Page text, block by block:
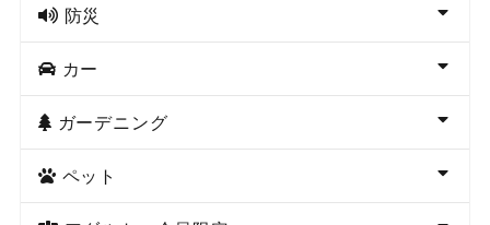
防災
カー
ガーデニング
ペット